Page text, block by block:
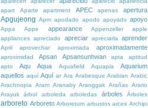
apart
Aparte apartment APEC apenas apertura
Apgujeong Apm apodado apodo apoyado apoyo
Appa Appe appearance Appenzeller
apple
appliances apreciado apreciar apreciarla aprender
April aprovechar aproximada aproximadamente
aproximidad Apsan Apsansunhwan apta
aptitud
apto
Aqu Aqua Aquafield Aquapia
Aquarium
aquellos aquí Aquí ar Ara Arabesque Arabian Arabic
Arachnopia
Aram Aranaby Aranggak Arañas Arario
Arayuk
árbol arboleda arboledas árboles Árboles
arboreto Arboreto Arboretum arbustos arces Archipi